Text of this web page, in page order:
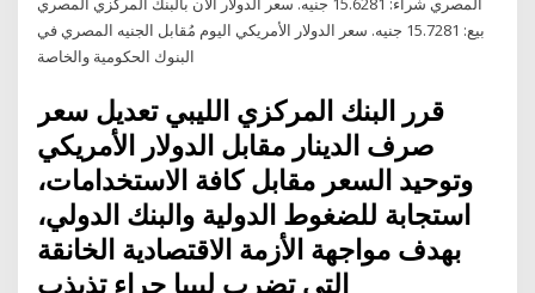
بيع: 15.7281 جنيه. سعر الدولار الأمريكي اليوم مُقابل الجنيه المصري في
البنوك الحكومية والخاصة
قرر البنك المركزي الليبي تعديل سعر
صرف الدينار مقابل الدولار الأمريكي
وتوحيد السعر مقابل كافة الاستخدامات،
استجابة للضغوط الدولية والبنك الدولي،
بهدف مواجهة الأزمة الاقتصادية الخانقة
التي تضرب ليبيا جراء تذبذب